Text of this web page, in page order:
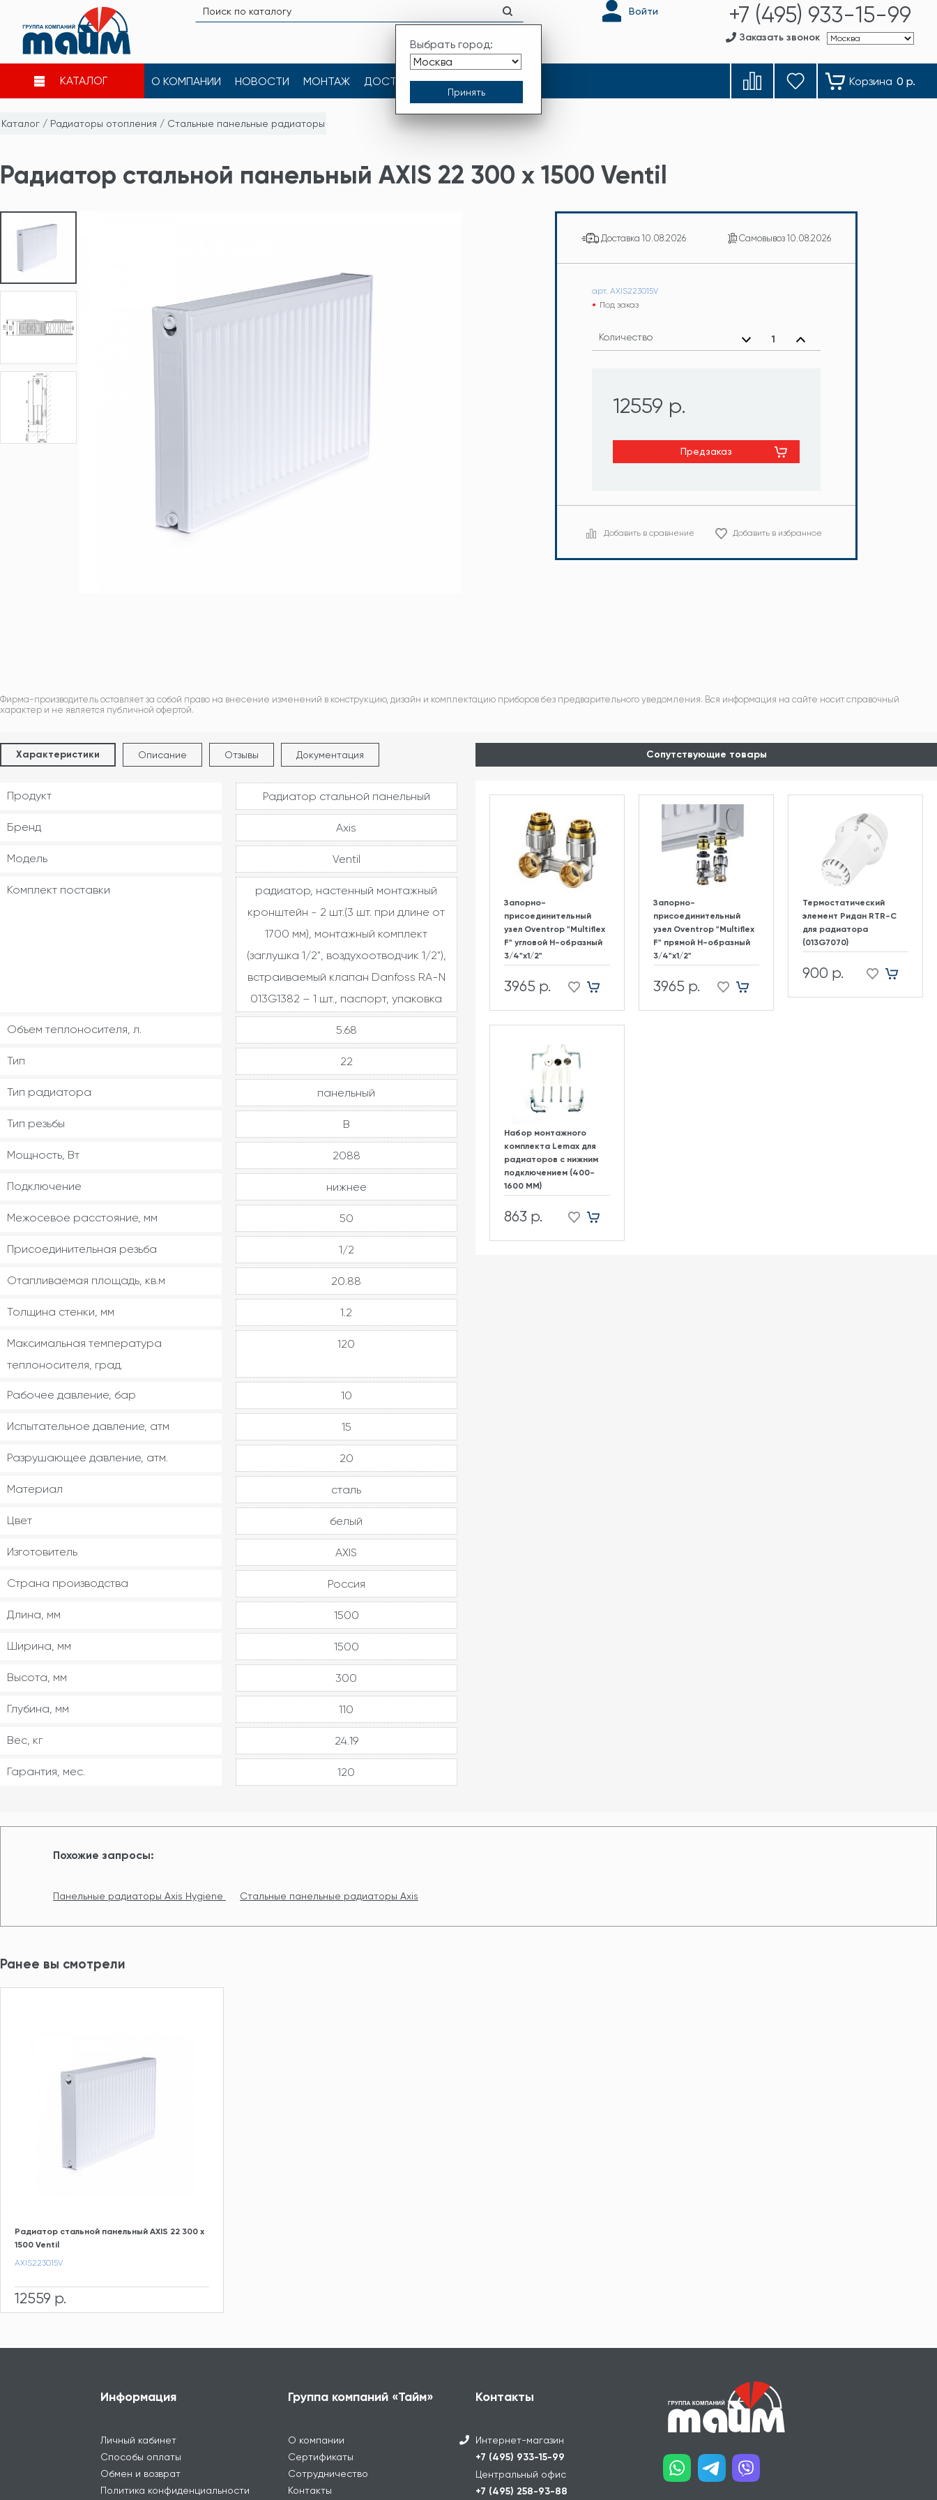
Выбрать город:
Войти +7 (495) 933-15-99
Заказать звонок
КАТАЛОГ О КОМПАНИИ НОВОСТИ МОНТАЖ ДОСТАВКА КОНТАКТЫ Корзина 0 р.
Каталог / Радиаторы отопления / Стальные панельные радиаторы
Радиатор стальной панельный AXIS 22 300 x 1500 Ventil
Доставка 10.08.2026 Самовывоз10.08.2026
арт. AXIS223015V
Под заказ
Количество
12559 р.
Предзаказ
Добавить в сравнение Добавить в избранное
Фирма-производитель оставляет за собой право на внесение изменений в конструкцию, дизайн и комплектацию приборов без предварительного уведомления. Вся информация на сайте носит справочный
характер и не является публичной офертой.
Характеристики Описание Отзывы Документация
Продукт Радиатор стальной панельный
Бренд Axis
Модель Ventil
Комплект поставки
радиатор, настенный монтажный
кронштейн - 2 шт.(3 шт. при длине от
1700 мм), монтажный комплект
(заглушка 1/2", воздухоотводчик 1/2"),
встраиваемый клапан Danfoss RA-N
013G1382 – 1 шт., паспорт, упаковка
Объем теплоносителя, л. 5.68
Тип 22
Тип радиатора панельный
Тип резьбы В
Мощность, Вт 2088
Подключение нижнее
Межосевое расстояние, мм 50
Присоединительная резьба 1/2
Отапливаемая площадь, кв.м 20.88
Толщина стенки, мм 1.2
Максимальная температура
теплоносителя, град.
120
Рабочее давление, бар 10
Испытательное давление, атм 15
Разрушающее давление, атм. 20
Материал сталь
Цвет белый
Изготовитель AXIS
Страна производства Россия
Длина, мм 1500
Ширина, мм 1500
Высота, мм 300
Глубина, мм 110
Вес, кг 24.19
Гарантия, мес. 120
Сопутствующие товары
Запорно-
присоединительный
узел Oventrop "Multiflex
F" угловой H-образный
3/4"х1/2"
3965 р.
Запорно-
присоединительный
узел Oventrop "Multiflex
F" прямой H-образный
3/4"х1/2"
3965 р.
Термостатический
элемент Ридан RTR-C
для радиатора
(013G7070)
900 р.
Набор монтажного
комплекта Lemax для
радиаторов с нижним
подключением (400-
1600 ММ)
863 р.
Похожие запросы:
Панельные радиаторы Axis Hygiene Стальные панельные радиаторы Axis
Ранее вы смотрели
Радиатор стальной панельный AXIS 22 300 x
1500 Ventil
AXIS223015V
12559 р.
Информация
Личный кабинет
Способы оплаты
Обмен и возврат
Политика конфиденциальности
Группа компаний «Тайм»
О компании
Сертификаты
Сотрудничество
Контакты
Контакты
Интернет-магазин
+7 (495) 933-15-99
Центральный офис
+7 (495) 258-93-88